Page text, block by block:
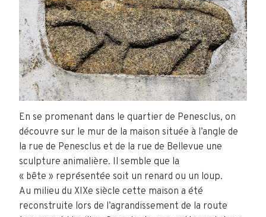
En se promenant dans le quartier de Penesclus, on
découvre sur le mur de la maison située à l’angle de
la rue de Penesclus et de la rue de Bellevue une
sculpture animalière. Il semble que la
« bête » représentée soit un renard ou un loup.
Au milieu du XIXe siècle cette maison a été
reconstruite lors de l’agrandissement de la route